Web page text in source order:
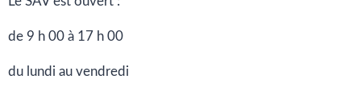
de 9 h 00 à 17 h 00
du lundi au vendredi